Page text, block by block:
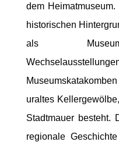
dem
historischen
als
uraltes
Stadtmauer besteht.
regionale